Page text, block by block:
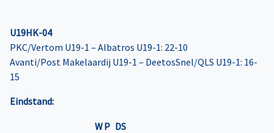
U19HK-04
PKC/Vertom U19-1 – Albatros U19-1: 22-10
Avanti/Post Makelaardij U19-1 – DeetosSnel/QLS U19-1: 16-
15
Eindstand:
WP DS